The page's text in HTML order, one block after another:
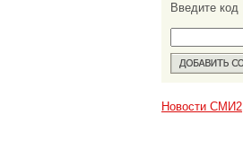
Введите код
Новости СМИ2